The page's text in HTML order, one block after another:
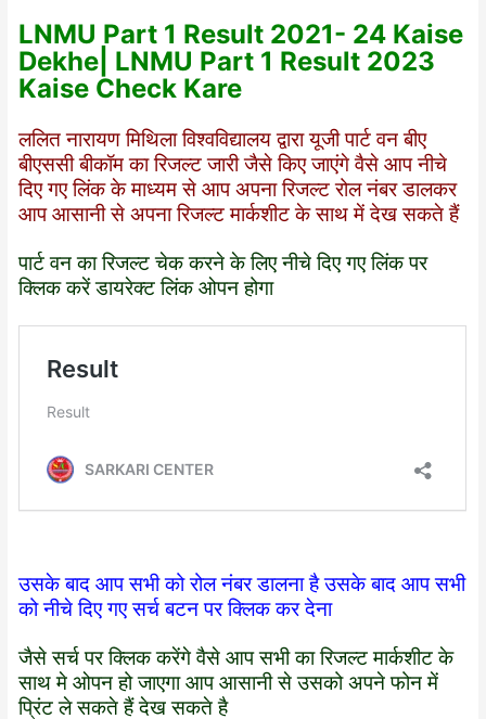
LNMU Part 1 Result 2021- 24 Kaise
Dekhe| LNMU Part 1 Result 2023
Kaise Check Kare
ललित नारायण मिथिला विश्वविद्यालय द्वारा यूजी पार्ट वन बीए
बीएससी बीकॉम का रिजल्ट जारी जैसे किए जाएंगे वैसे आप नीचे
दिए गए लिंक के माध्यम से आप अपना रिजल्ट रोल नंबर डालकर
आप आसानी से अपना रिजल्ट मार्कशीट के साथ में देख सकते हैं
पार्ट वन का रिजल्ट चेक करने के लिए नीचे दिए गए लिंक पर
क्लिक करें डायरेक्ट लिंक ओपन होगा
उसके बाद आप सभी को रोल नंबर डालना है उसके बाद आप सभी
को नीचे दिए गए सर्च बटन पर क्लिक कर देना
जैसे सर्च पर क्लिक करेंगे वैसे आप सभी का रिजल्ट मार्कशीट के
साथ मे ओपन हो जाएगा आप आसानी से उसको अपने फोन में
प्रिंट ले सकते हैं देख सकते है